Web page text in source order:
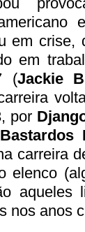
em crise,
em
(Jackie
por
Bastardos
carreira
elenco
aqueles
nos anos